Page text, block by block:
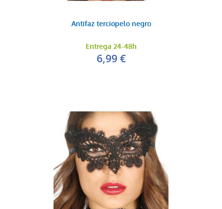
Antifaz terciopelo negro
Entrega 24-48h
6,99 €